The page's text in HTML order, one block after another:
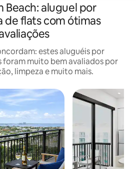
Beach: aluguel por
de flats com ótimas
estes aluguéis por
muito bem avaliados por
limpeza e muito mais.